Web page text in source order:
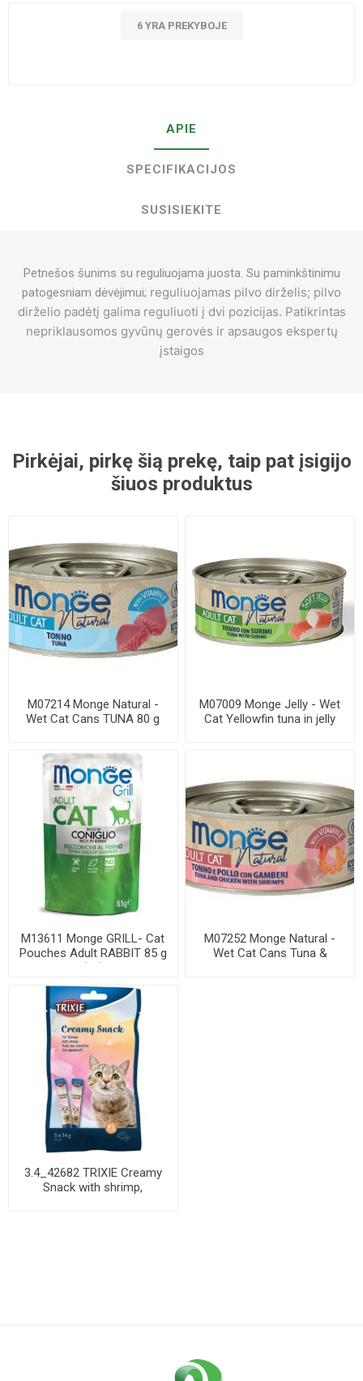
6 YRA PREKYBOJE
APIE
SPECIFIKACIJOS
SUSISIEKITE
Petnešos šunims su reguliuojama juosta. Su paminkštinimu
patogesniam dėvėjimui; reguliuojamas pilvo dirželis; pilvo
dirželio padėtį galima reguliuoti į dvi pozicijas. Patikrintas
nepriklausomos gyvūnų gerovės ir apsaugos ekspertų
įstaigos
Pirkėjai, pirkę šią prekę, taip pat įsigijo
šiuos produktus
M07214 Monge Natural -
Wet Cat Cans TUNA 80 g
M07009 Monge Jelly - Wet
Cat Yellowfin tuna in jelly
M13611 Monge GRILL- Cat
Pouches Adult RABBIT 85 g
(28)
M07252 Monge Natural -
Wet Cat Cans Tuna &
3.4_42682 TRIXIE Creamy
Snack with shrimp,